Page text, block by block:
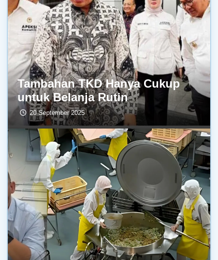
Tambahan TKD Hanya Cukup
untuk Belanja Rutin
20 September 2025